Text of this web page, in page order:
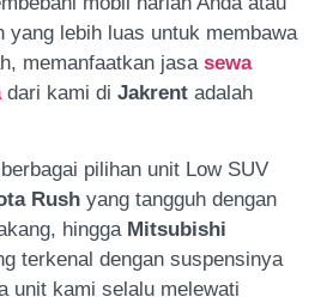
yang lebih luas untuk membawa
memanfaatkan jasa sewa
dari kami di Jakrent adalah
pilihan unit Low SUV
Rush yang tangguh dengan
hingga Mitsubishi
terkenal dengan suspensinya
unit kami selalu melewati